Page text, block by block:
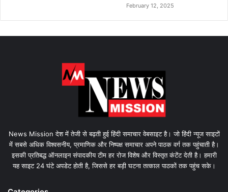
February 12, 2025
News Mission देश में तेजी से बढ़ती हुई हिंदी समाचार वेबसाइट है। जो हिंदी न्यूज साइटों
में सबसे अधिक विश्वसनीय, प्रमाणिक और निष्पक्ष समाचार अपने पाठक वर्ग तक पहुंचाती है।
इसकी प्रतिबद्ध ऑनलाइन संपादकीय टीम हर रोज विशेष और विस्तृत कंटेंट देती है। हमारी
यह साइट 24 घंटे अपडेट होती है, जिससे हर बड़ी घटना तत्काल पाठकों तक पहुंच सके।